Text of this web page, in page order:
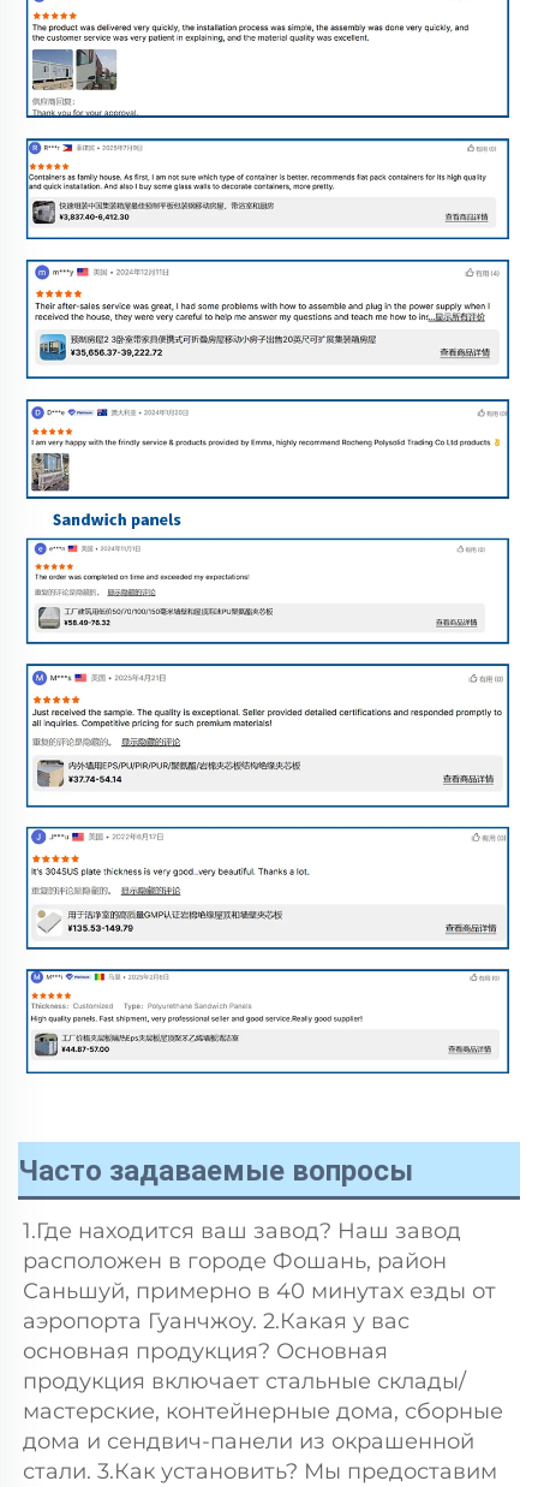
Часто задаваемые вопросы
1.Где находится ваш завод? Наш завод
расположен в городе Фошань, район
Саньшуй, примерно в 40 минутах езды от
аэропорта Гуанчжоу. 2.Какая у вас
основная продукция? Основная
продукция включает стальные склады/
мастерские, контейнерные дома, сборные
дома и сендвич-панели из окрашенной
стали. 3.Как установить? Мы предоставим